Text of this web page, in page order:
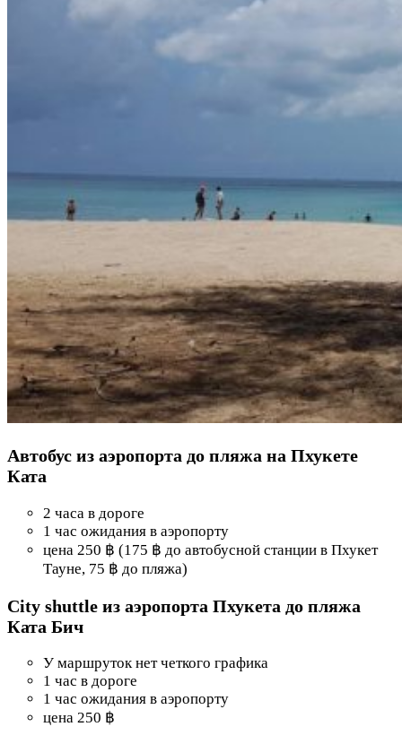
Автобус из аэропорта до пляжа на Пхукете
Ката
2 часа в дороге
1 час ожидания в аэропорту
цена 250 ฿ (175 ฿ до автобусной станции в Пхукет
Тауне, 75 ฿ до пляжа)
City shuttle из аэропорта Пхукета до пляжа
Ката Бич
У маршруток нет четкого графика
1 час в дороге
1 час ожидания в аэропорту
цена 250 ฿